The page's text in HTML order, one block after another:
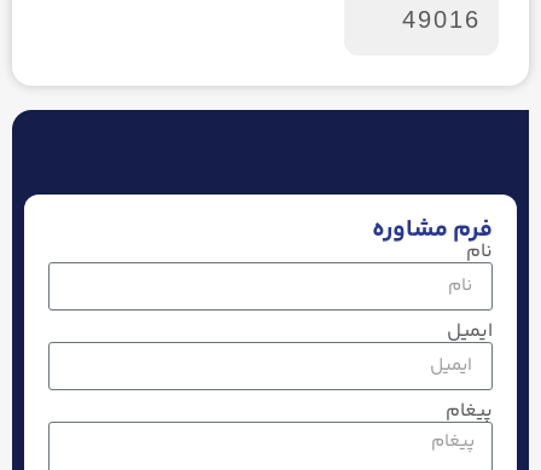
49016
فرم مشاوره
نام
ایمیل
پیغام